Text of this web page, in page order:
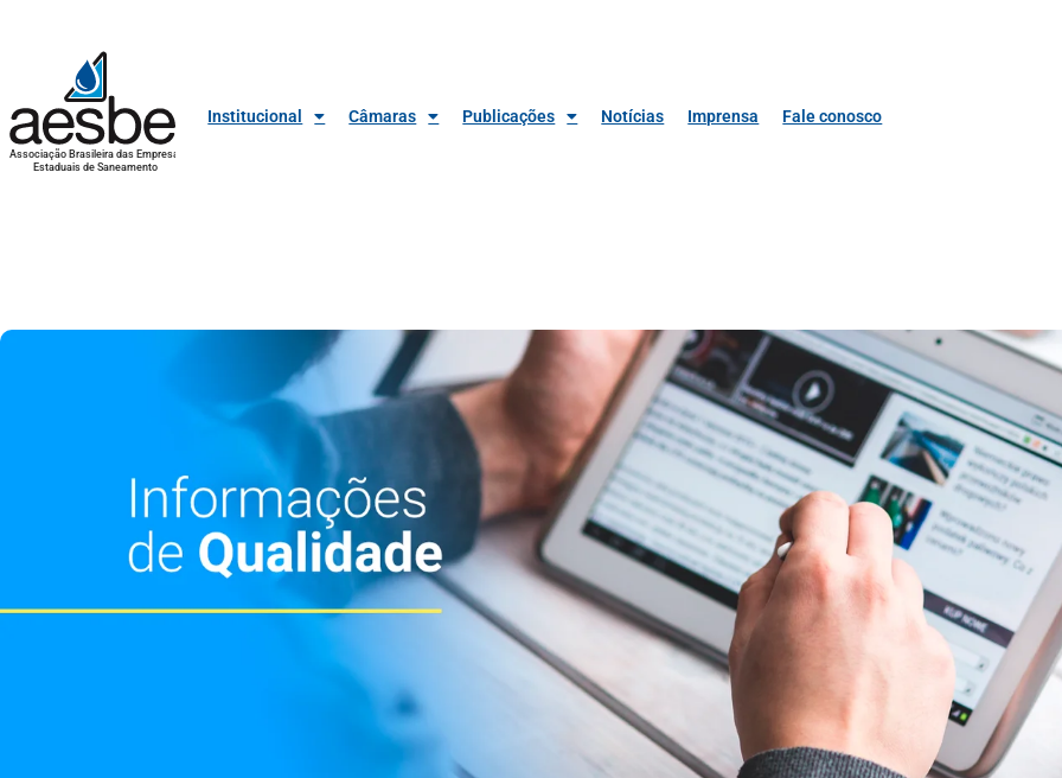
Associação Brasileira das Empresas
Estaduais de Saneamento
Institucional Câmaras Publicações Notícias Imprensa Fale conosco